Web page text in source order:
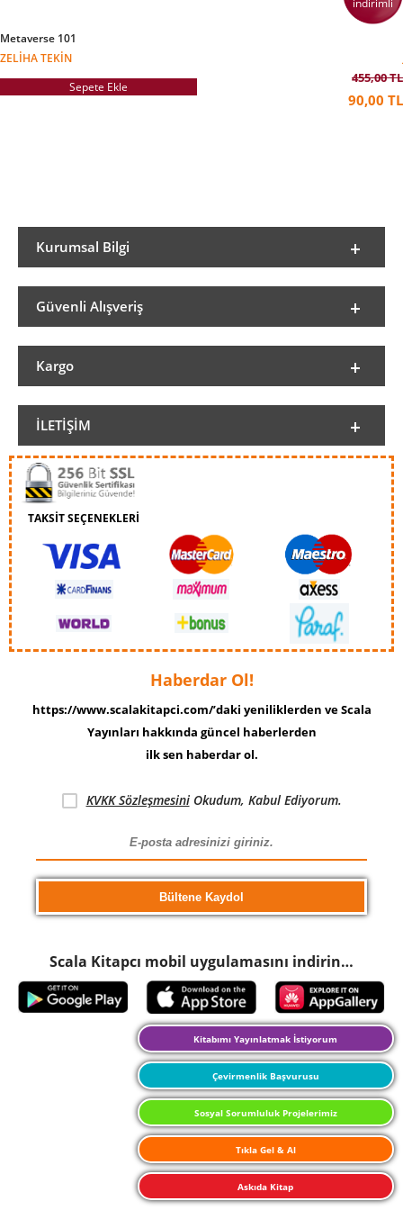
indirimli
Metaverse 101
ZELIHA TEKIN
Sepete Ekle
455,00 TL
90,00 TL
Kurumsal Bilgi
Güvenli Alışveriş
Kargo
İLETIŞIM
TAKSİT SEÇENEKLERİ
Haberdar Ol!
https://www.scalakitapci.com/’daki yeniliklerden ve Scala
Yayınları hakkında güncel haberlerden
ilk sen haberdar ol.
KVKK SözleşmesiniOkudum, Kabul Ediyorum.
Scala Kitapcı mobil uygulamasını indirin…
Kitabımı Yayınlatmak İstiyorum
Çevirmenlik Başvurusu
Sosyal Sorumluluk Projelerimiz
Tıkla Gel & Al
Askıda Kitap